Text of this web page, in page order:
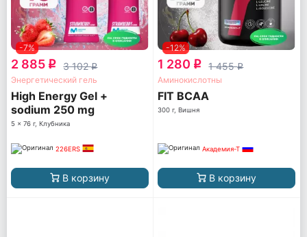
-7%
2 885 q 3 102q
Энергетический гель
High Energy Gel +
sodium 250 mg
5 x 76 г, Клубника
226ERS
В корзину
-12%
1 280 q 1 455q
Аминокислотны
FIT BCAA
300 г, Вишня
Академия-Т
В корзину